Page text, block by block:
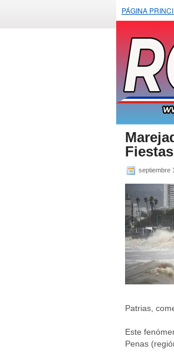
PÁGINA
septiembre
Patrias,
Este
Penas